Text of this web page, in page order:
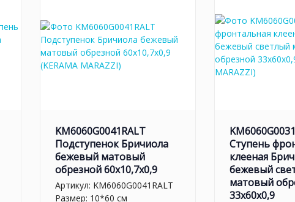
KM6060G0041RALT
Подступенок Бричиола
бежевый матовый
обрезной 60x10,7x0,9
Артикул: KM6060G0041RALT
Размер: 10*60 см
Ступень
клееная
бежевый
матовый
33x60x0,9